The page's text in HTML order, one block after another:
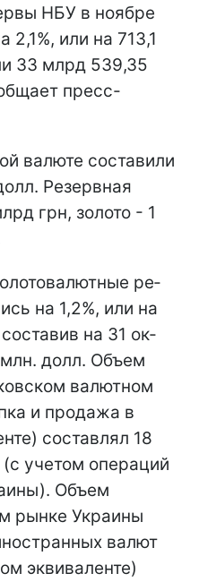
НБУ в ноябре
2,1%, или на 713,1
33 млрд 539,35
пресс-
валюте составили
Резервная
грн, золото - 1
ре­
на 1,2%, или на
на 31 ок­
дол­л. Объем
валютном
и продажа в
составлял 18
учетом операций
Объем
рынке Украины
валют
эквиваленте)